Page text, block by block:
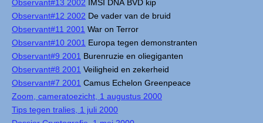
Observant#13 2002 IMSI DNA BVD kip
Observant#12 2002 De vader van de bruid
Observant#11 2001 War on Terror
Observant#10 2001 Europa tegen demonstranten
Observant#9 2001 Burenruzie en oliegiganten
Observant#8 2001 Veiligheid en zekerheid
Observant#7 2001 Camus Echelon Greenpeace
Zoom, cameratoezicht, 1 augustus 2000
Tips tegen tralies, 1 juli 2000